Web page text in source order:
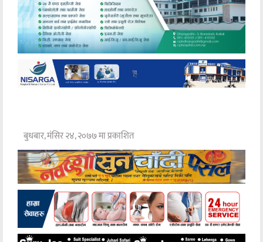
बुधबार, मंसिर २४, २०७७ मा प्रकाशित